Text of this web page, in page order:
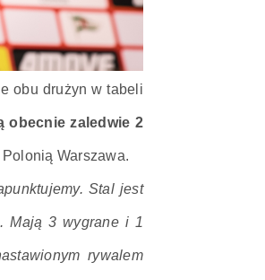
obu drużyn w tabeli
obecnie zaledwie 2
Warszawa.
Stal jest
Mają 3 wygrane i 1
rywalem